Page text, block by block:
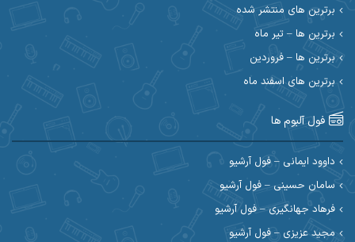
احسان حیدری احسان دریادل
احسان رمضانی احسان علیانی
احسان کریمی احسان کمری
احسان مرادیان احمد اسلامی
احمد بیرانوند
احمد صحراییان
احمد نازدار احمد نوریان
برترین های منتشر شده
برترین ها – تیر ماه
برترین ها – فروردین
برترین های اسفند ماه
فول آلبوم ها
داوود ایمانی – فول آرشیو
سامان حسینی – فول آرشیو
فرهاد جهانگیری – فول آرشیو
مجید عزیزی – فول آرشیو